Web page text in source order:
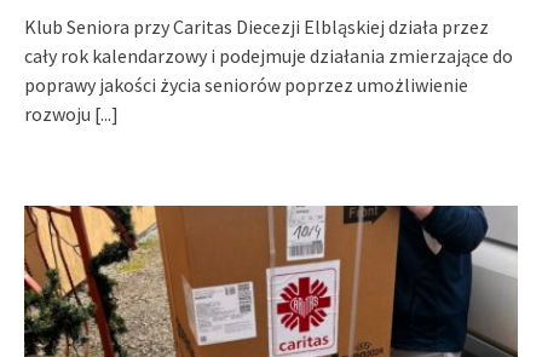
Klub Seniora przy Caritas Diecezji Elbląskiej działa przez
cały rok kalendarzowy i podejmuje działania zmierzające do
poprawy jakości życia seniorów poprzez umożliwienie
rozwoju [...]